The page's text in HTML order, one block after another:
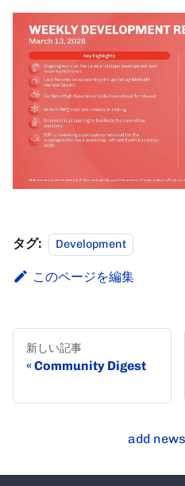
タグ: Development
このページを編集
新しい記事
Community Digest
add